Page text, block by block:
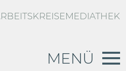
MEDIATHEK
MENÜ